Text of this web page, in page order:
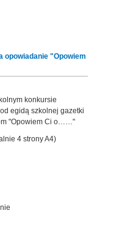
opowiadanie "Opowiem
konkursie
egidą szkolnej gazetki
"Opowiem Ci o……"
4 strony A4)